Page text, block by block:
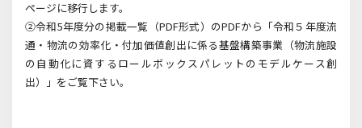
ページに移行します。
②令和5年度分の掲載一覧（PDF形式）のPDFから「令和５年度流
通・物流の効率化・付加価値創出に係る基盤構築事業（物流施設
の自動化に資するロールボックスパレットのモデルケース創
出）」をご覧下さい。